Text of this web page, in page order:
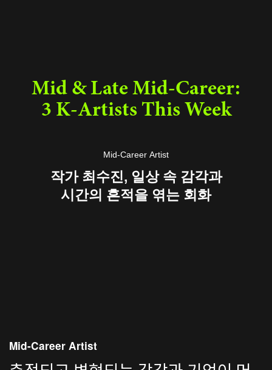
Mid & Late Mid-Career:
3 K-Artists This Week
Mid-Career Artist
작가 최수진, 일상 속 감각과
시간의 흔적을 엮는 회화
Mid-Career Artist